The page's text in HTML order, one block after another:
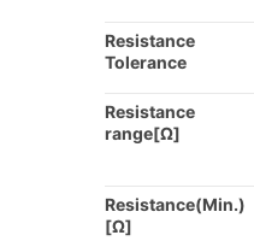
Resistance
Tolerance
Resistance
range[Ω]
Resistance(Min.)
[Ω]